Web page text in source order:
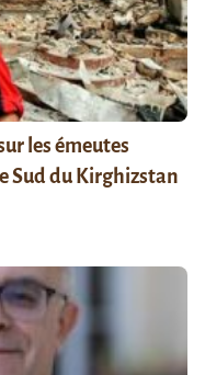
les émeutes
Sud du Kirghizstan